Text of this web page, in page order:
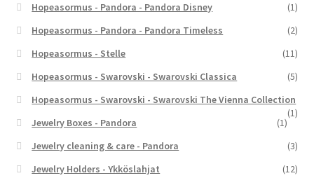
Hopeasormus - Pandora - Pandora Disney
(1)
Hopeasormus - Pandora - Pandora Timeless
(2)
Hopeasormus - Stelle
(11)
Hopeasormus - Swarovski - Swarovski Classica
(5)
Hopeasormus - Swarovski - Swarovski The Vienna Collection
(1)
Jewelry Boxes - Pandora
(1)
Jewelry cleaning & care - Pandora
(3)
Jewelry Holders - Ykköslahjat
(12)